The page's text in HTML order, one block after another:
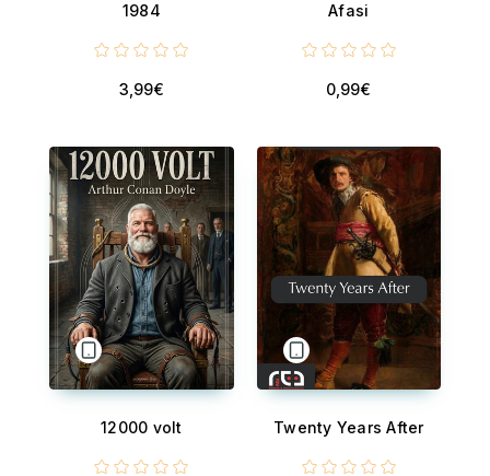
1984
3,99€
Afasi
0,99€
12000 volt Twenty Years After